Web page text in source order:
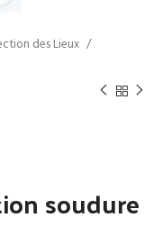
des Lieux
soudure